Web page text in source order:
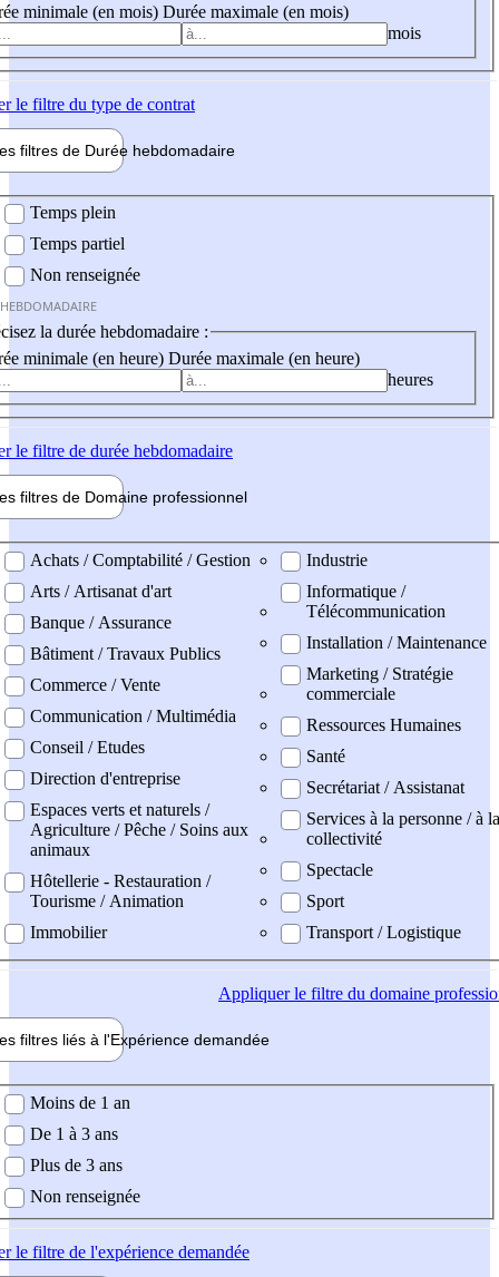
minimale (en mois) Durée maximale (en mois)
mois
le filtre du type de contrat
filtres de Durée hebdomadaire
Temps plein
Temps partiel
Non renseignée
la durée hebdomadaire :
minimale (en heure) Durée maximale (en heure)
heures
le filtre de durée hebdomadaire
filtres de Domaine professionnel
professionel
Achats / Comptabilité / Gestion
Arts / Artisanat d'art
Banque / Assurance
Bâtiment / Travaux Publics
Commerce / Vente
Communication / Multimédia
Conseil / Etudes
Direction d'entreprise
Espaces verts et naturels /
Agriculture / Pêche / Soins aux
animaux
Hôtellerie - Restauration /
Tourisme / Animation
Immobilier
Industrie
Informatique /
Télécommunication
Installation / Maintenance
Marketing / Stratégie
commerciale
Ressources Humaines
Santé
Secrétariat / Assistanat
Services à la personne / à la
collectivité
Spectacle
Sport
Transport / Logistique
Appliquerle filtre du domaine
filtres liés à l'Expérience demandée
demandée
Moins de 1 an
De 1 à 3 ans
Plus de 3 ans
Non renseignée
le filtre de l'expérience demandée